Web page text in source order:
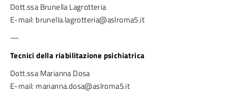
Dott.ssa Brunella Lagrotteria
E-mail: brunella.lagrotteria@aslroma5.it
—
Tecnici della riabilitazione psichiatrica
Dott.ssa Marianna Dosa
E-mail: marianna.dosa@aslroma5.it